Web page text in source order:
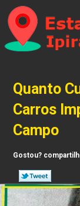
Quanto
Carros
Campo
Gostou?